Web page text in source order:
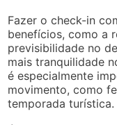
Fazer o check-in
benefícios, como a
previsibilidade no
mais tranquilidade
é especialmente
movimento, como
temporada turística.